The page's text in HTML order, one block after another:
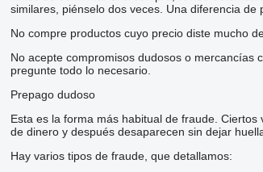
similares, piénselo dos veces. Una diferencia
No compre productos cuyo precio diste mucho
No acepte compromisos dudosos o mercancías
pregunte todo lo necesario.
Prepago dudoso
Esta es la forma más habitual de fraude.
de dinero y después desaparecen sin dejar
Hay varios tipos de fraude, que detallamos: